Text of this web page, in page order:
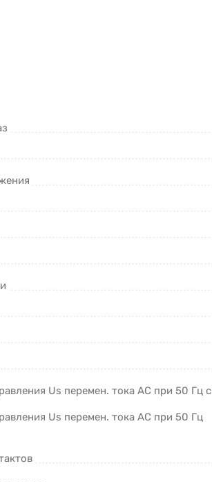
Us перемен. тока АС при 50 Гц с
Us перемен. тока АС при 50 Гц